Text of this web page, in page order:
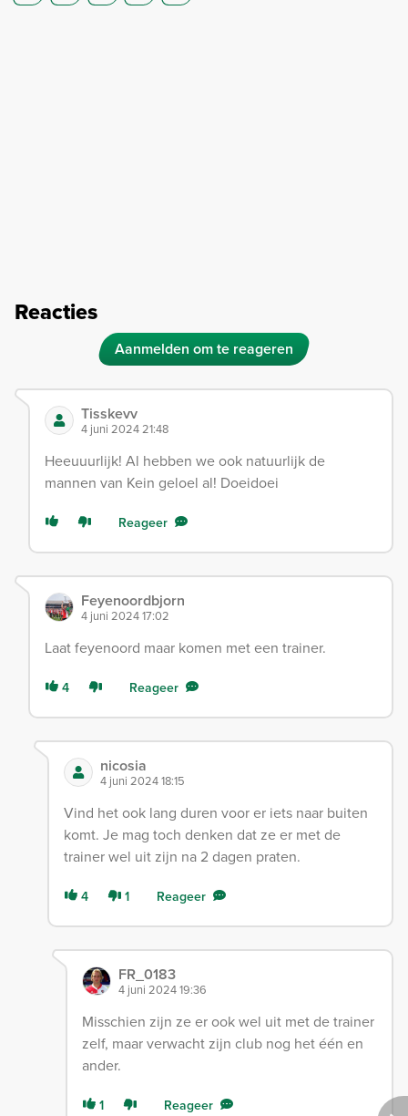
Reacties
Aanmelden om te reageren
Tisskevv
4 juni 2024 21:48
Heeuuurlijk! Al hebben we ook natuurlijk de
mannen van Kein geloel al! Doeidoei
Reageer
Feyenoordbjorn
4 juni 2024 17:02
Laat feyenoord maar komen met een trainer.
4 Reageer
nicosia
4 juni 2024 18:15
Vind het ook lang duren voor er iets naar buiten
komt. Je mag toch denken dat ze er met de
trainer wel uit zijn na 2 dagen praten.
4 1 Reageer
FR_0183
4 juni 2024 19:36
Misschien zijn ze er ook wel uit met de trainer
zelf, maar verwacht zijn club nog het één en
ander.
1 Reageer